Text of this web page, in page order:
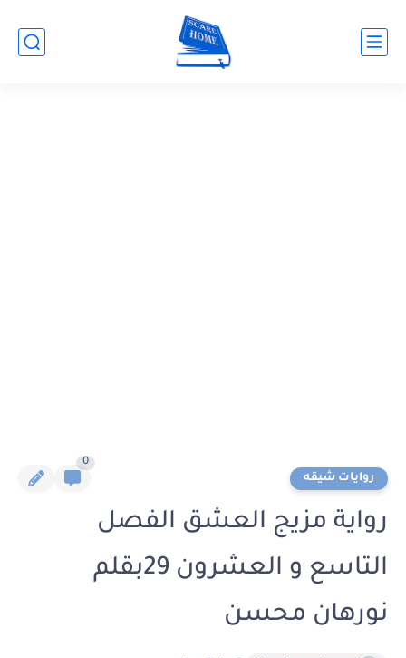
روايات شيقه
0
رواية مزيج العشق الفصل
التاسع و العشرون 29بقلم
نورهان محسن